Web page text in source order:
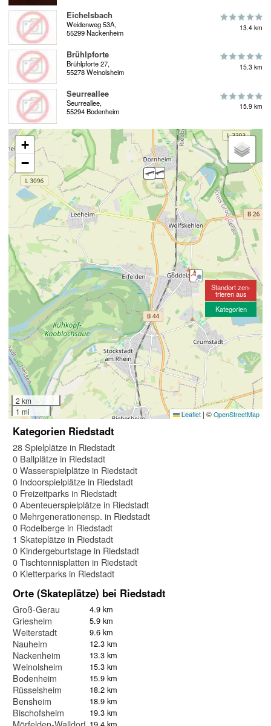
Eichelsbach
Weidenweg 53A,
55299 Nackenheim
13.4 km
Brühlpforte
Brühlpforte 27,
55278 Weinolsheim
15.3 km
Seurreallee
Seurreallee,
55294 Bodenheim
15.9 km
+
−
2 km
1 mi
Leaflet | © OpenStreetMap
Standort zen-
trieren aus
Kategorien
Kategorien Riedstadt
28 Spielplätze in Riedstadt
0 Ballplätze in Riedstadt
0 Wasserspielplätze in Riedstadt
0 Indoorspielplätze in Riedstadt
0 Freizeitparks in Riedstadt
0 Abenteuerspielplätze in Riedstadt
0 Mehrgenerationensp. in Riedstadt
0 Rodelberge in Riedstadt
1 Skateplätze in Riedstadt
0 Kindergeburtstage in Riedstadt
0 Tischtennisplatten in Riedstadt
0 Kletterparks in Riedstadt
Orte (Skateplätze) bei Riedstadt
Groß-Gerau 4.9 km
Griesheim 5.9 km
Weiterstadt 9.6 km
Nauheim 12.3 km
Nackenheim 13.3 km
Weinolsheim 15.3 km
Bodenheim 15.9 km
Rüsselsheim 18.2 km
Bensheim 18.9 km
Bischofsheim 19.3 km